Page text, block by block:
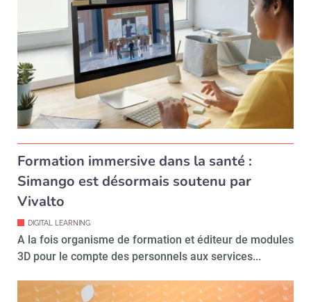
Formation immersive dans la santé :
Simango est désormais soutenu par
Vivalto
DIGITAL LEARNING
A la fois organisme de formation et éditeur de modules
3D pour le compte des personnels aux services...